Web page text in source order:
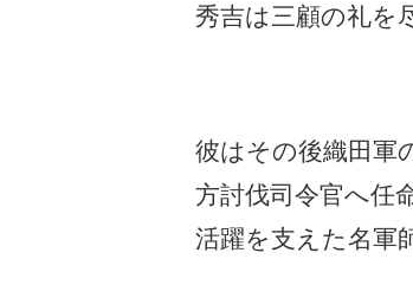
秀吉は三顧の礼を
彼はその後織田軍
方討伐司令官へ任
活躍を支えた名軍